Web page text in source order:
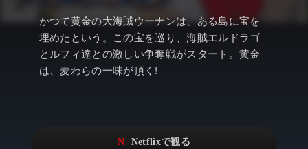
アニメ
ドキュメンタリー
Netflixオリジナル作品
日本語吹替対応作品
Netflix・VOD総合News
Watchlistへ
Netflix Video
Netflix 吹替版作品
かつて黄金の大海賊ウーナンは、ある島に宝を
埋めたという。この宝を巡り、海賊エルドラゴ
とルフィ達との激しい争奪戦がスタート。黄金
は、麦わらの一味が頂く!